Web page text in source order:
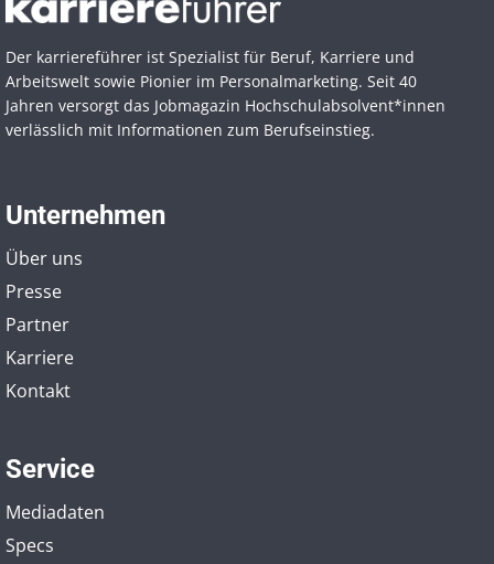
Der karriereführer ist Spezialist für Beruf, Karriere und
Arbeitswelt sowie Pionier im Personal­marketing. Seit 40
Jahren versorgt das Jobmagazin Hochschul­absolvent*innen
verlässlich mit Informationen zum Berufseinstieg.
Unternehmen
Über uns
Presse
Partner
Karriere
Kontakt
Service
Mediadaten
Specs